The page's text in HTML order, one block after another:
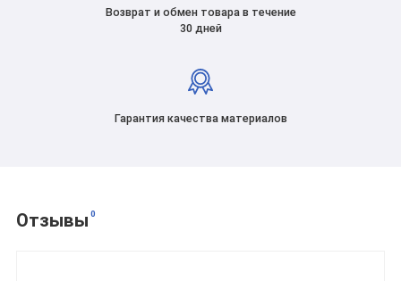
Возврат и обмен товара в течение
30 дней
Гарантия качества материалов
Отзывы 0